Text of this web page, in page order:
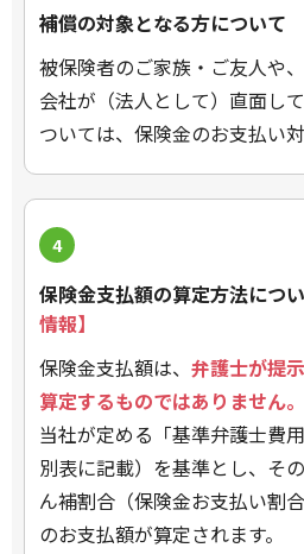
補償の対象となる方について
被保険者のご家族・ご友人や
会社が（法人として）直面し
ついては、保険金のお支払い
4
保険金支払額の算定方法につ
情報】
保険金支払額は、 弁護士が提
算定するものではありません。
当社が定める「基準弁護士費
別表に記載）を基準とし、そ
ん補割合（保険金お支払い割
のお支払額が算定されます。